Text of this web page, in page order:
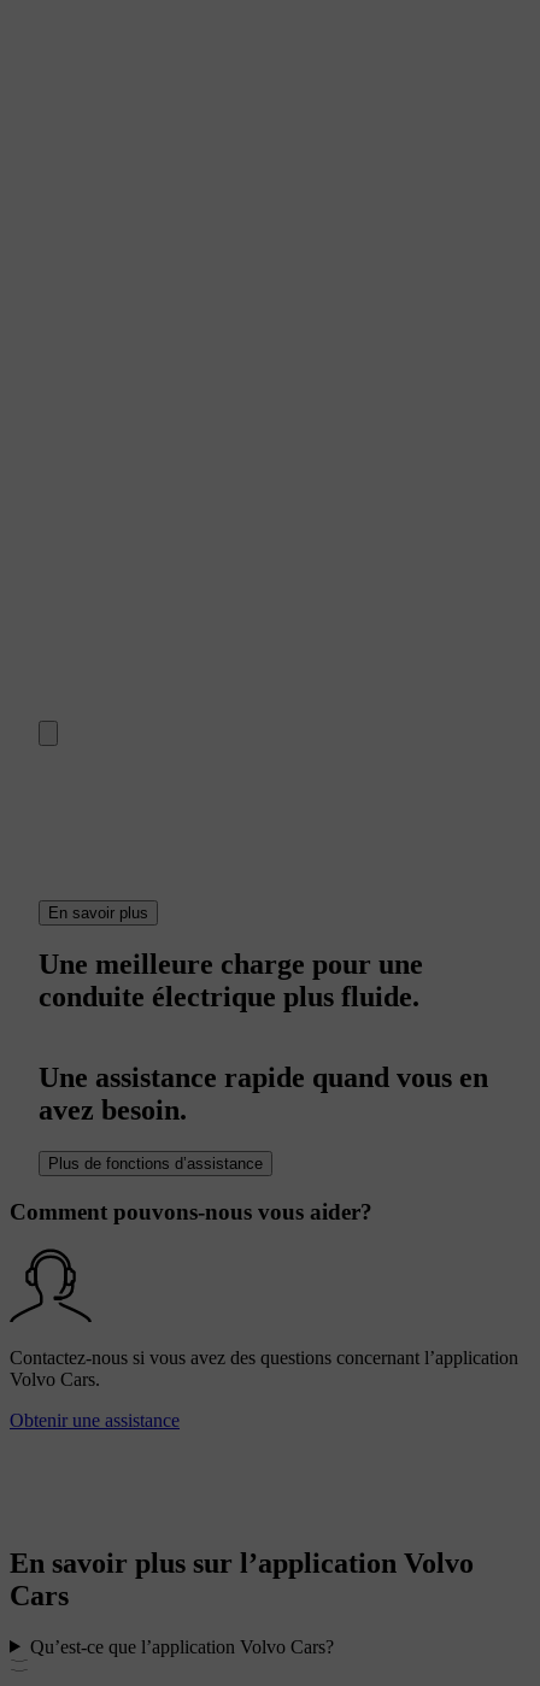
En savoir plus
Une meilleure charge pour une
conduite électrique plus fluide.
Une assistance rapide quand vous en
avez besoin.
Plus de fonctions d’assistance
Comment pouvons-nous vous aider?
Contactez-nous si vous avez des questions concernant l’application
Volvo Cars.
Obtenir une assistance
En savoir plus sur l’application Volvo
Cars
Qu’est-ce que l’application Volvo Cars?